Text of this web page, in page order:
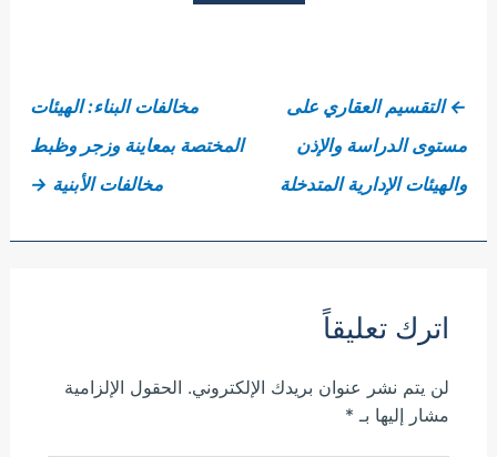
← التقسيم العقاري على
مستوى الدراسة والإذن
والهيئات الإدارية المتدخلة
مخالفات البناء: الهيئات
المختصة بمعاينة وزجر وظبط
مخالفات الأبنية →
اترك تعليقاً
لن يتم نشر عنوان بريدك الإلكتروني. الحقول الإلزامية
مشار إليها بـ *